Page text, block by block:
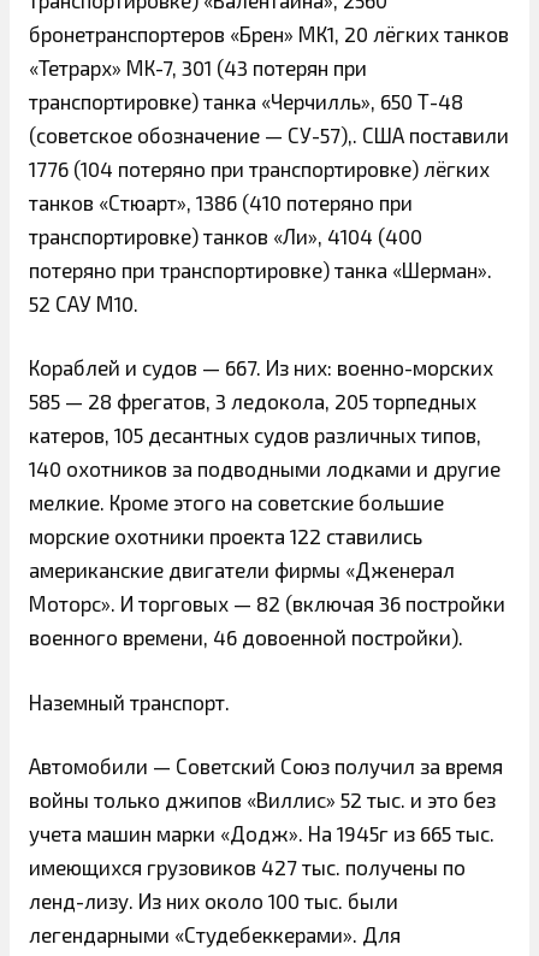
бронетранспортеров «Брен» МК1, 20 лёгких танков
«Тетрарх» МК-7, 301 (43 потерян при
транспортировке) танка «Черчилль», 650 Т-48
(советское обозначение — СУ-57),. США поставили
1776 (104 потеряно при транспортировке) лёгких
танков «Стюарт», 1386 (410 потеряно при
транспортировке) танков «Ли», 4104 (400
потеряно при транспортировке) танка «Шерман».
52 САУ М10.
Кораблей и судов — 667. Из них: военно-морских
585 — 28 фрегатов, 3 ледокола, 205 торпедных
катеров, 105 десантных судов различных типов,
140 охотников за подводными лодками и другие
мелкие. Кроме этого на советские большие
морские охотники проекта 122 ставились
американские двигатели фирмы «Дженерал
Моторс». И торговых — 82 (включая 36 постройки
военного времени, 46 довоенной постройки).
Наземный транспорт.
Автомобили — Советский Союз получил за время
войны только джипов «Виллис» 52 тыс. и это без
учета машин марки «Додж». На 1945г из 665 тыс.
имеющихся грузовиков 427 тыс. получены по
ленд-лизу. Из них около 100 тыс. были
легендарными «Студебеккерами». Для